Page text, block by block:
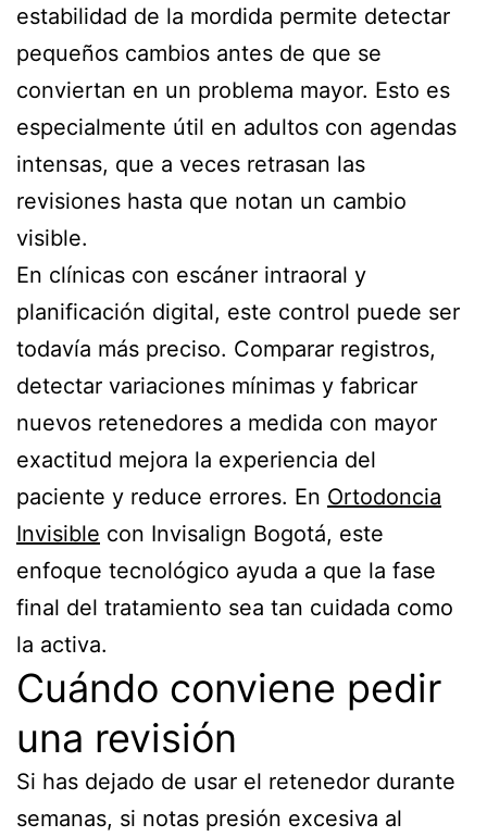
estabilidad de la mordida permite detectar
pequeños cambios antes de que se
conviertan en un problema mayor. Esto es
especialmente útil en adultos con agendas
intensas, que a veces retrasan las
revisiones hasta que notan un cambio
visible.
En clínicas con escáner intraoral y
planificación digital, este control puede ser
todavía más preciso. Comparar registros,
detectar variaciones mínimas y fabricar
nuevos retenedores a medida con mayor
exactitud mejora la experiencia del
paciente y reduce errores. En Ortodoncia
Invisible con Invisalign Bogotá, este
enfoque tecnológico ayuda a que la fase
final del tratamiento sea tan cuidada como
la activa.
Cuándo conviene pedir
una revisión
Si has dejado de usar el retenedor durante
semanas, si notas presión excesiva al